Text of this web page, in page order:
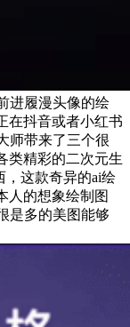
进履漫头像的绘
在抖音或者小红书
师带来了三个很
类精彩的二次元生
，这款奇异的ai绘
人的想象绘制图
是多的美图能够